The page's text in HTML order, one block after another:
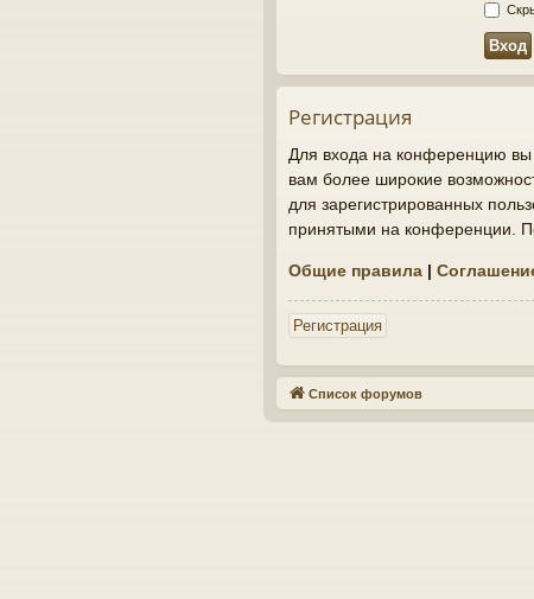
Регистрация
Для входа на конференцию вы
вам более широкие
для зарегистрированных
принятыми на конференции.
Общие правила |
Регистрация
Список форумов